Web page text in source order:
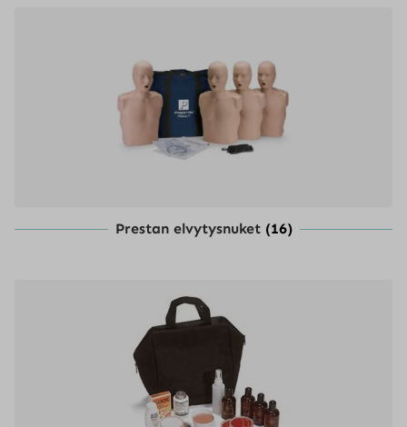
Prestan elvytysnuket (16)